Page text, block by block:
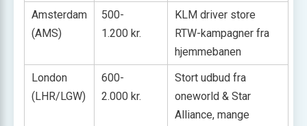
Amsterdam
(AMS)
500-
1.200 kr.
KLM driver store
RTW-kampagner fra
hjemmebanen
London
(LHR/LGW)
600-
2.000 kr.
Stort udbud fra
oneworld & Star
Alliance, mange